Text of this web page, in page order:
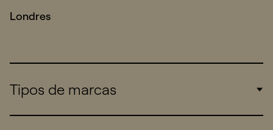
Londres
Tipos de marcas